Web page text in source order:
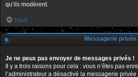
qu’ils modèrent.
Haut
Messagerie privée
Je ne peux pas envoyer de messages privés !
Il y a trois raisons pour cela : vous n’êtes pas
l’administrateur a désactivé la messagerie